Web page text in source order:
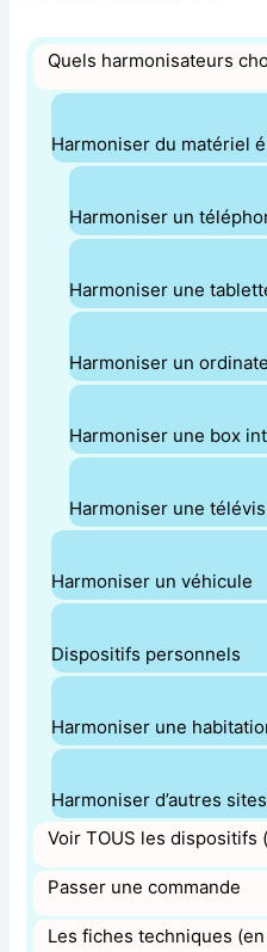
Quels harmonisateurs
Harmoniser du matériel
Harmoniser un
Harmoniser une
Harmoniser un
Harmoniser une box
Harmoniser une
Harmoniser un véhicule
Dispositifs personnels
Harmoniser une
Harmoniser d’autres sites
Voir TOUS les dispositifs
Passer une commande
Les fiches techniques